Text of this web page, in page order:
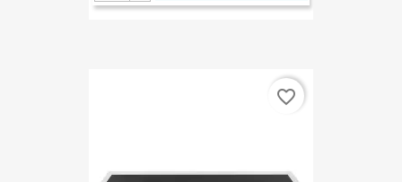
favorite_border